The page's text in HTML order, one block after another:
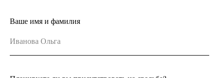
Ваше имя и фамилия